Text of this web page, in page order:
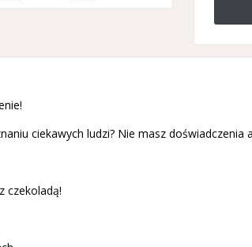
ciekawych ludzi? Nie masz
czekoladą!